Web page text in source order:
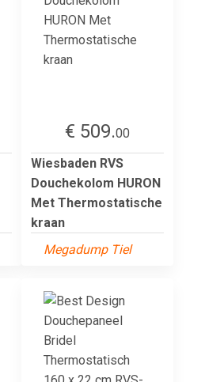
€ 509.00
Wiesbaden RVS
Douchekolom HURON
Met Thermostatische
kraan
Megadump Tiel